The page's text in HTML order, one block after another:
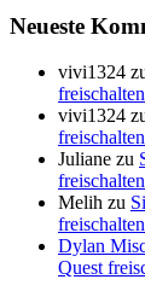
Neueste
vivi1324
vivi1324
Juliane zu
Melih zu
Dylan
Quest